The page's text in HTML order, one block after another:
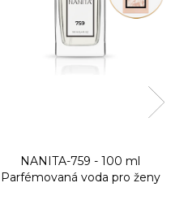
NANITA-759 - 100 ml
Parfémovaná voda pro ženy